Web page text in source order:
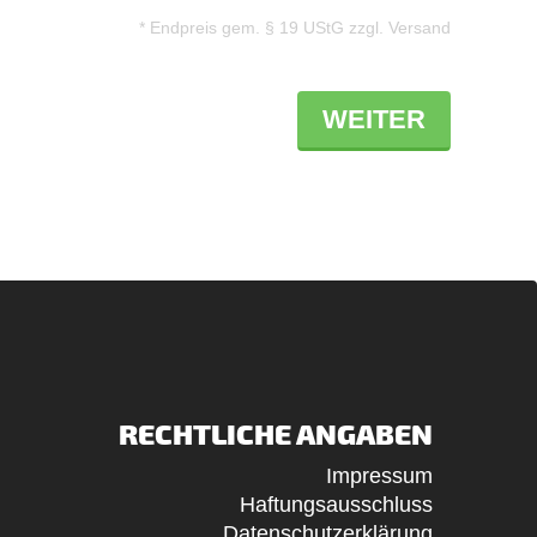
* Endpreis gem. § 19 UStG zzgl. Versand
WEITER
RECHTLICHE ANGABEN
Impressum
Haftungsausschluss